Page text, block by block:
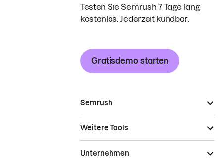
Testen Sie Semrush 7 Tage lang
kostenlos. Jederzeit kündbar.
Gratisdemo starten
Semrush
Weitere Tools
Unternehmen